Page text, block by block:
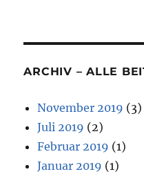
ARCHIV – ALLE
November 2019 (3)
Juli 2019 (2)
Februar 2019 (1)
Januar 2019 (1)